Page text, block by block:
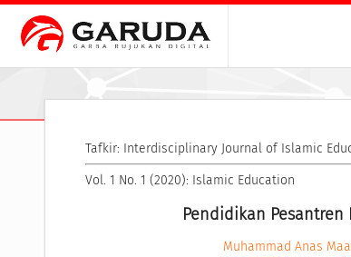
Tafkir: Interdisciplinary Journal of Islamic
Vol. 1 No. 1 (2020): Islamic Education
Pendidikan
Muhammad Anas